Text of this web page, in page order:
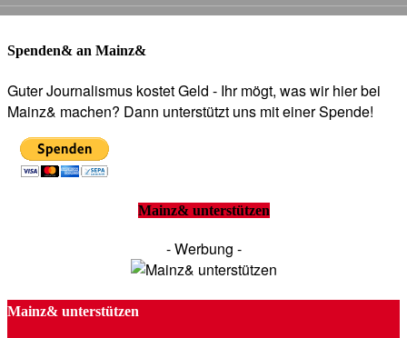
Spenden& an Mainz&
Guter Journalismus kostet Geld - Ihr mögt, was wir hier bei
Mainz& machen? Dann unterstützt uns mit einer Spende!
Mainz& unterstützen
- Werbung -
Mainz& unterstützen